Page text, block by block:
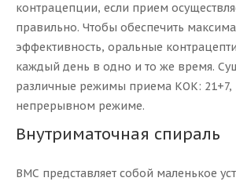
контрацепции, если прием
правильно. Чтобы обеспечить
эффективность, оральные
каждый день в одно и то же время.
различные режимы приема КОК: 21+7,
непрерывном режиме.
Внутриматочная спираль
ВМС представляет собой маленькое